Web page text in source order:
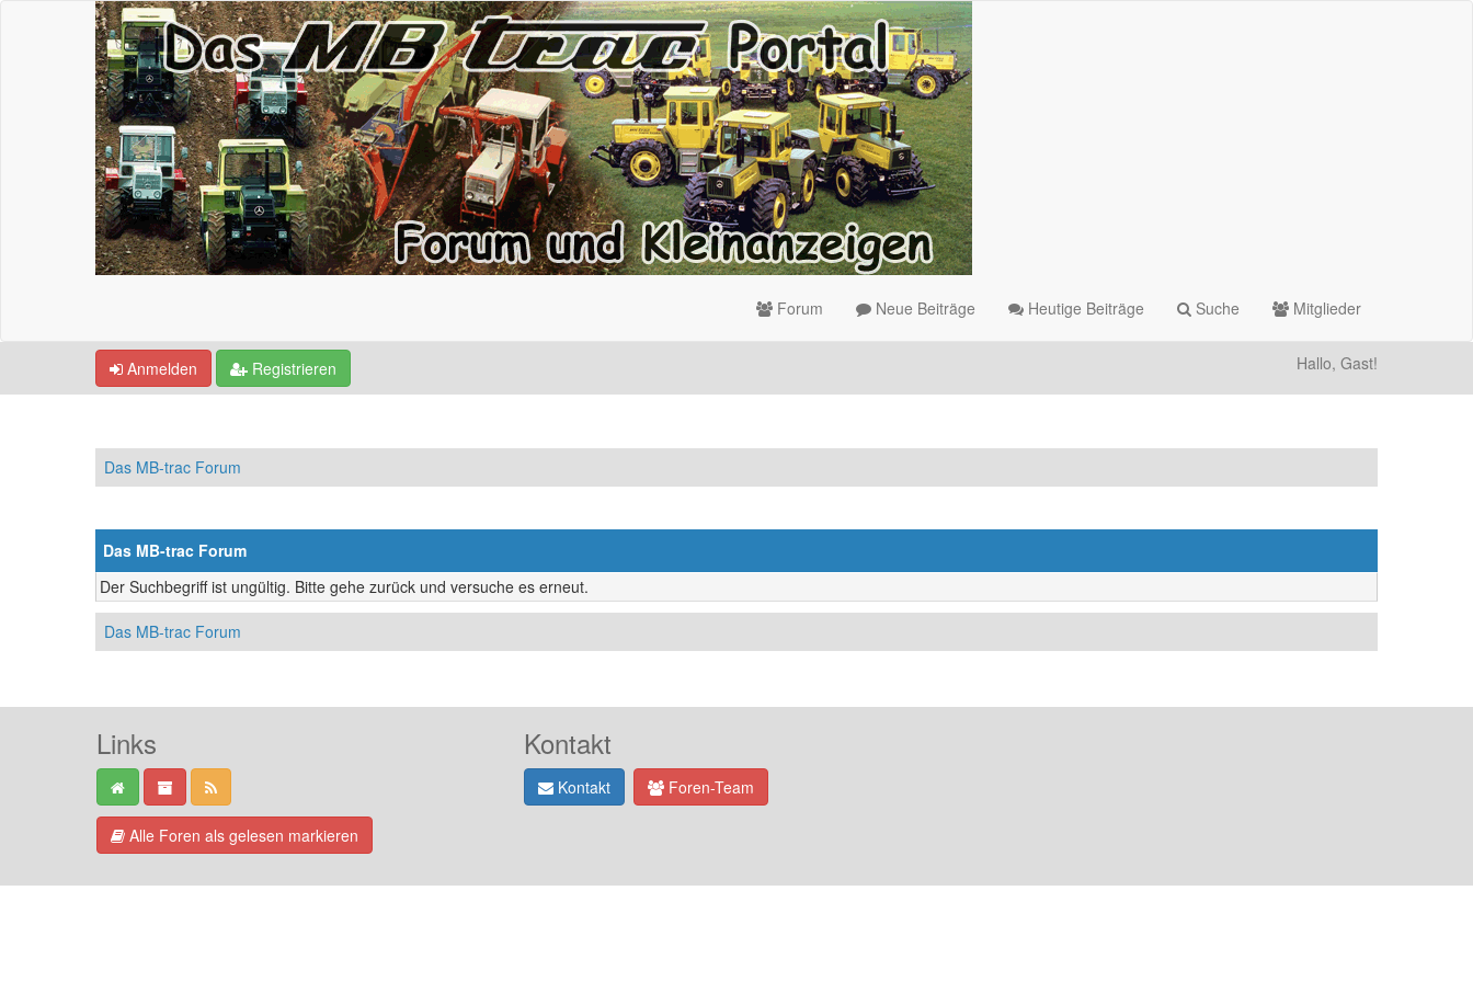
Forum Neue Beiträge Heutige Beiträge Suche Mitglieder
Anmelden Registrieren Hallo, Gast!
Das MB-trac Forum
Das MB-trac Forum
Der Suchbegriff ist ungültig. Bitte gehe zurück und versuche es erneut.
Das MB-trac Forum
Links
Alle Foren als gelesen markieren
Kontakt
Kontakt Foren-Team